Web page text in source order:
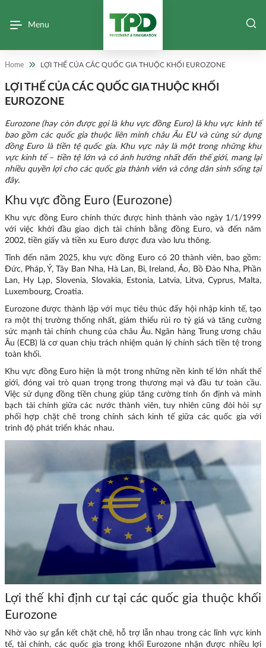
Menu
Home LỢI THẾ CỦA CÁC QUỐC GIA THUỘC KHỐI EUROZONE
LỢI THẾ CỦA CÁC QUỐC GIA THUỘC KHỐI
EUROZONE
Eurozone (hay còn được gọi là khu vực đồng Euro) là khu vực kinh tế
bao gồm các quốc gia thuộc liên minh châu Âu EU và cùng sử dụng
đồng Euro là tiền tệ quốc gia. Khu vực này là một trong những khu
vực kinh tế – tiền tệ lớn và có ảnh hưởng nhất đến thế giới, mang lại
nhiều quyền lợi cho các quốc gia thành viên và công dân sinh sống tại
đây.
Khu vực đồng Euro (Eurozone)
Khu vực đồng Euro chính thức được hình thành vào ngày 1/1/1999
với việc khởi đầu giao dịch tài chính bằng đồng Euro, và đến năm
2002, tiền giấy và tiền xu Euro được đưa vào lưu thông.
Tính đến năm 2025, khu vực đồng Euro có 20 thành viên, bao gồm:
Đức, Pháp, Ý, Tây Ban Nha, Hà Lan, Bỉ, Ireland, Áo, Bồ Đào Nha, Phần
Lan, Hy Lạp, Slovenia, Slovakia, Estonia, Latvia, Litva, Cyprus, Malta,
Luxembourg, Croatia.
Eurozone được thành lập với mục tiêu thúc đẩy hội nhập kinh tế, tạo
ra một thị trường thống nhất, giảm thiểu rủi ro tỷ giá và tăng cường
sức mạnh tài chính chung của châu Âu. Ngân hàng Trung ương châu
Âu (ECB) là cơ quan chịu trách nhiệm quản lý chính sách tiền tệ trong
toàn khối.
Khu vực đồng Euro hiện là một trong những nền kinh tế lớn nhất thế
giới, đóng vai trò quan trọng trong thương mại và đầu tư toàn cầu.
Việc sử dụng đồng tiền chung giúp tăng cường tính ổn định và minh
bạch tài chính giữa các nước thành viên, tuy nhiên cũng đòi hỏi sự
phối hợp chặt chẽ trong chính sách kinh tế giữa các quốc gia với
trình độ phát triển khác nhau.
Lợi thế khi định cư tại các quốc gia thuộc khối
Eurozone
Nhờ vào sự gắn kết chặt chẽ, hỗ trợ lẫn nhau trong các lĩnh vực kinh
tế, tài chính, các quốc gia trong khối Eurozone nhận được nhiều lợi